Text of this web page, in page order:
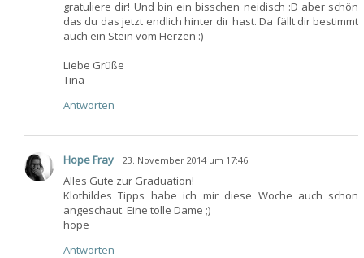
gratuliere dir! Und bin ein bisschen neidisch :D aber schön
das du das jetzt endlich hinter dir hast. Da fällt dir bestimmt
auch ein Stein vom Herzen :)
Liebe Grüße
Tina
Antworten
Hope Fray 23. November 2014 um 17:46
Alles Gute zur Graduation!
Klothildes Tipps habe ich mir diese Woche auch schon
angeschaut. Eine tolle Dame ;)
hope
Antworten